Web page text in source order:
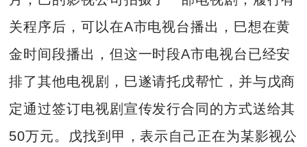
关程序后，可以在A市电视台播出，巳想在黄
金时间段播出，但这一时段A市电视台已经安
排了其他电视剧，巳遂请托戊帮忙，并与戊商
定通过签订电视剧宣传发行合同的方式送给其
50万元。戊找到甲，表示自己正在为某影视公